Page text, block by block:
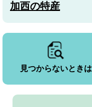
加西の特産
見つからないときは